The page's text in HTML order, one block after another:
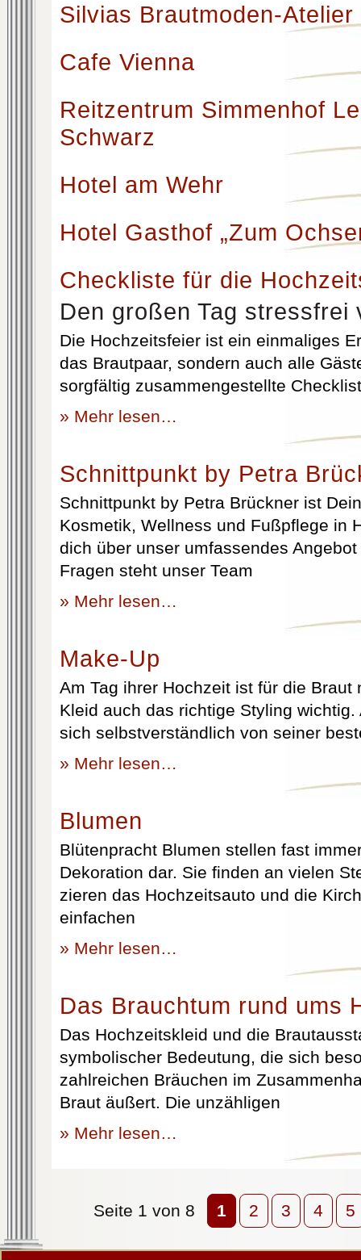
Silvias Brautmoden-Atelier
Cafe Vienna
Reitzentrum Simmenhof
Schwarz
Hotel am Wehr
Hotel Gasthof „Zum
Checkliste für die
Den großen Tag stressfrei
Die Hochzeitsfeier ist ein einmaliges
das Brautpaar, sondern auch alle
sorgfältig zusammengestellte
» Mehr lesen…
Schnittpunkt by Petra
Schnittpunkt by Petra Brückner ist
Kosmetik, Wellness und Fußpflege in
dich über unser umfassendes
Fragen steht unser Team
» Mehr lesen…
Make-Up
Am Tag ihrer Hochzeit ist für die Braut
Kleid auch das richtige Styling
sich selbstverständlich von seiner
» Mehr lesen…
Blumen
Blütenpracht Blumen stellen fast
Dekoration dar. Sie finden an vielen
zieren das Hochzeitsauto und die
einfachen
» Mehr lesen…
Das Brauchtum rund ums
Das Hochzeitskleid und die
symbolischer Bedeutung, die sich
zahlreichen Bräuchen im
Braut äußert. Die unzähligen
» Mehr lesen…
Seite 1 von 8 1 2 3 4 5